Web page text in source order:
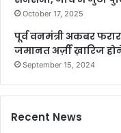
October 17, 2025
पूर्व वनमंत्री अकबर
जमानत अर्ज़ी ख़ारिज
September 15, 2024
Recent News